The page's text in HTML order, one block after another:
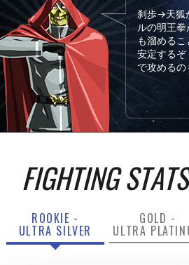
刹歩→天狐
ルの明王
も溜める
安定するぞ
で攻めるの
FIGHTING STATS
ROOKIE -
ULTRA SILVER
GOLD -
ULTRA